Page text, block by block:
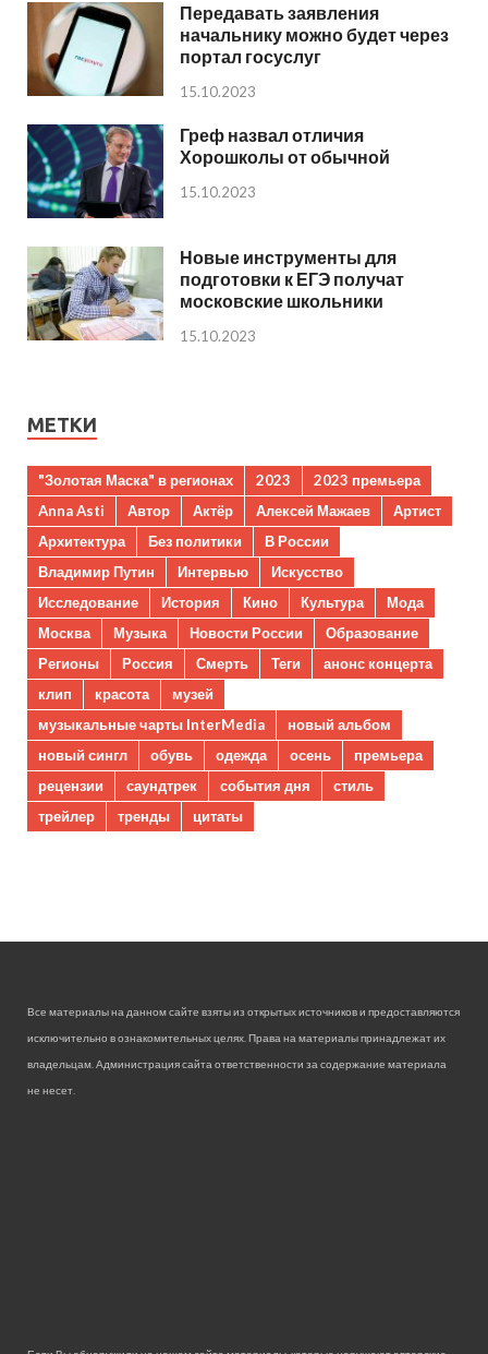
Передавать заявления
начальнику можно будет через
портал госуслуг
15.10.2023
Греф назвал отличия
Хорошколы от обычной
15.10.2023
Новые инструменты для
подготовки к ЕГЭ получат
московские школьники
15.10.2023
МЕТКИ
"Золотая Маска" в регионах 2023
2023 премьера
Anna Asti
Автор Актёр Алексей Мажаев
Артист
Архитектура
Без политики
В России
Владимир Путин
Интервью
Искусство
Исследование
История Кино Культура
Мода
Москва
Музыка Новости России
Образование
Регионы
Россия Смерть Теги
анонс концерта
клип
красота
музей
музыкальные чарты InterMedia
новый альбом
новый сингл
обувь одежда осень
премьера
рецензии
саундтрек события дня
стиль
трейлер
тренды цитаты
Все материалы на данном сайте взяты из открытых источников и предоставляются
исключительно в ознакомительных целях. Права на материалы принадлежат их
владельцам. Администрация сайта ответственности за содержание материала
не несет.